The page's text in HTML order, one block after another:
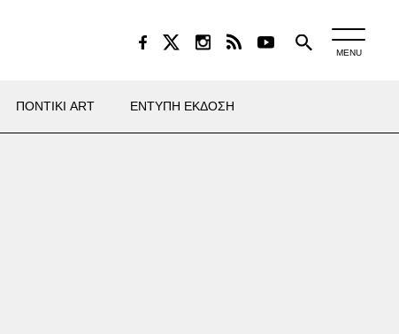
MENU
ΠΟΝΤΙΚΙ ART ΕΝΤΥΠΗ ΕΚΔΟΣΗ